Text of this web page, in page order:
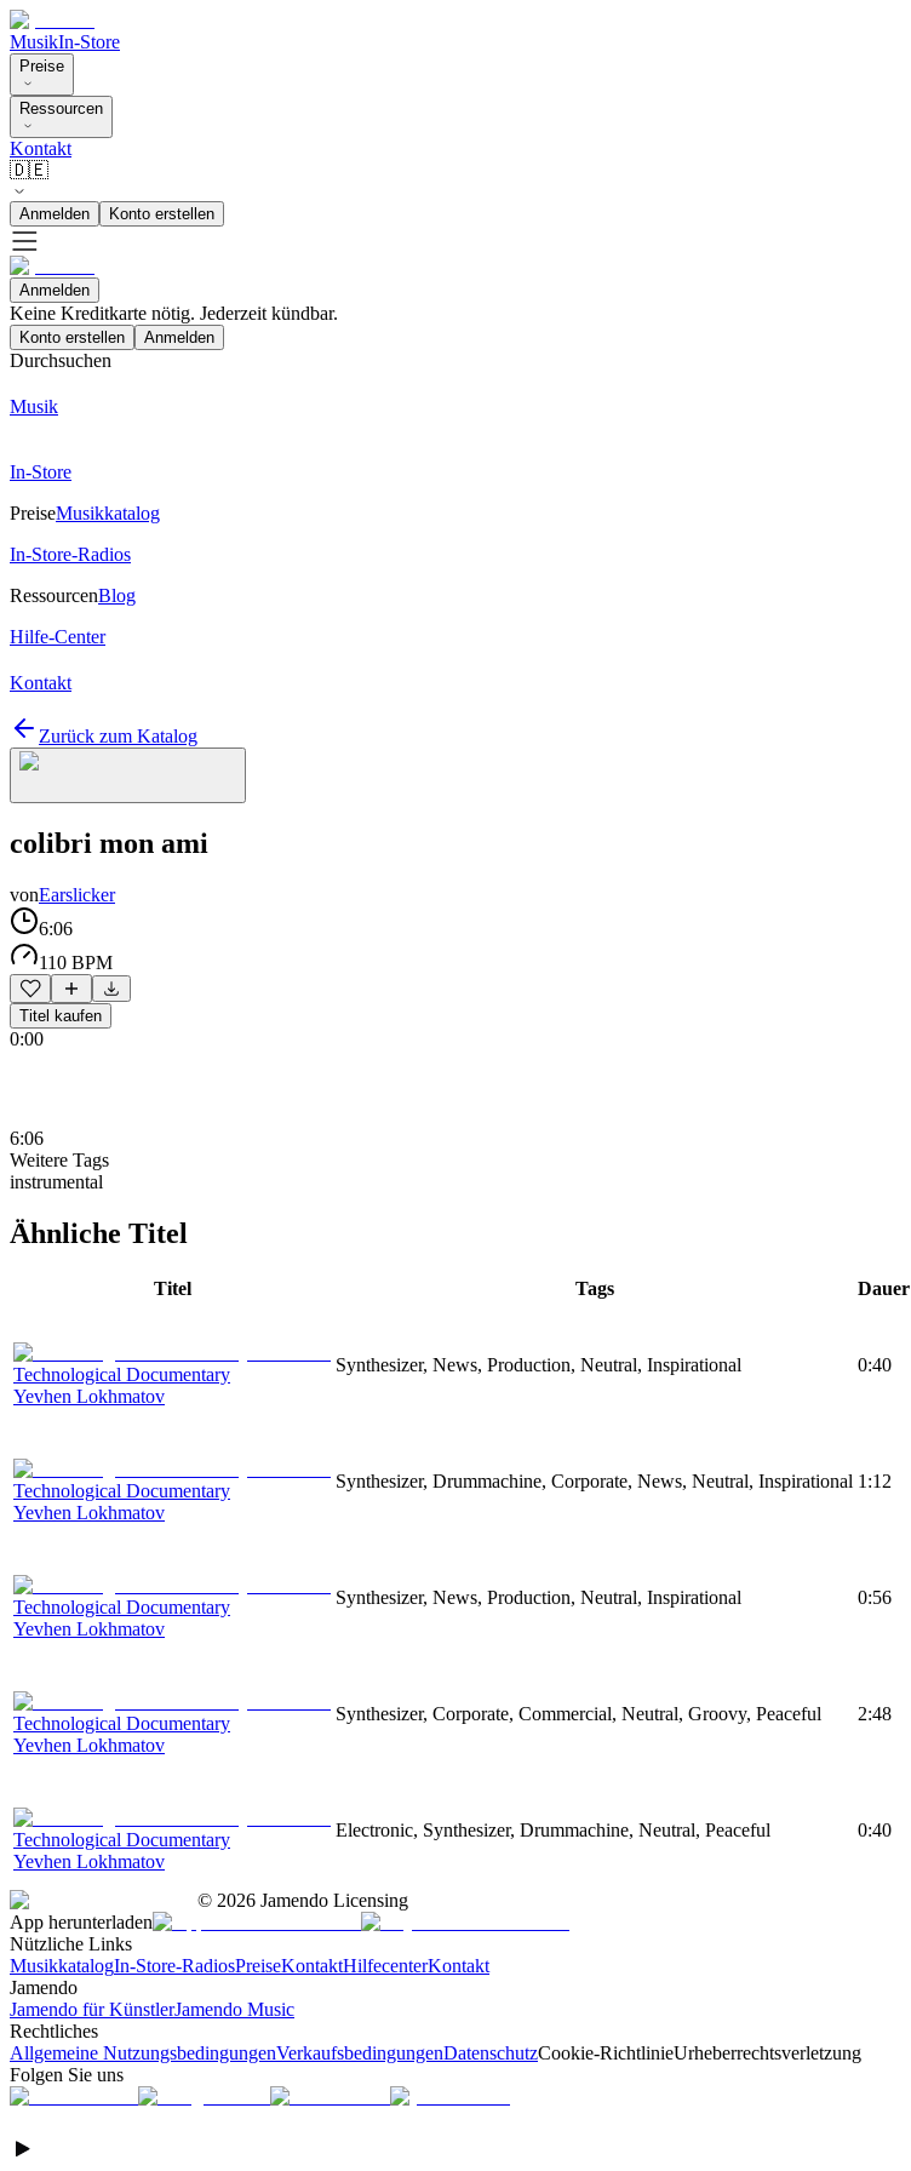
MusikIn-Store
Preise
Ressourcen
Kontakt
🇩🇪
Anmelden Konto erstellen
Anmelden
Keine Kreditkarte nötig. Jederzeit kündbar.
Konto erstellen Anmelden
Durchsuchen
Musik
In-Store
PreiseMusikkatalog
In-Store-Radios
RessourcenBlog
Hilfe-Center
Kontakt
Zurück zum Katalog
colibri mon ami
vonEarslicker
6:06
110 BPM
Titel kaufen
0:00
6:06
Weitere Tags
instrumental
Ähnliche Titel
Titel Tags Dauer
Technological Documentary
Yevhen Lokhmatov
Synthesizer, News, Production, Neutral, Inspirational 0:40
Technological Documentary
Yevhen Lokhmatov
Synthesizer, Drummachine, Corporate, News, Neutral, Inspirational 1:12
Technological Documentary
Yevhen Lokhmatov
Synthesizer, News, Production, Neutral, Inspirational 0:56
Technological Documentary
Yevhen Lokhmatov
Synthesizer, Corporate, Commercial, Neutral, Groovy, Peaceful 2:48
Technological Documentary
Yevhen Lokhmatov
Electronic, Synthesizer, Drummachine, Neutral, Peaceful 0:40
© 2026 Jamendo Licensing
App herunterladen
Nützliche Links
MusikkatalogIn-Store-RadiosPreiseKontaktHilfecenterKontakt
Jamendo
Jamendo für KünstlerJamendo Music
Rechtliches
Allgemeine NutzungsbedingungenVerkaufsbedingungenDatenschutzCookie-RichtlinieUrheberrechtsverletzung
Folgen Sie uns